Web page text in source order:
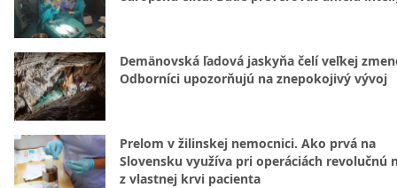
Demänovská ľadová jaskyňa čelí veľkej
Odborníci upozorňujú na znepokojivý vývoj
Prelom v žilinskej nemocnici. Ako prvá na
Slovensku využíva pri operáciách revolučnú
z vlastnej krvi pacienta